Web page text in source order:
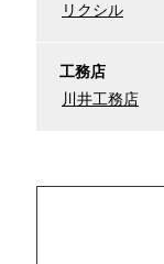
リクシル
工務店
川井工務店